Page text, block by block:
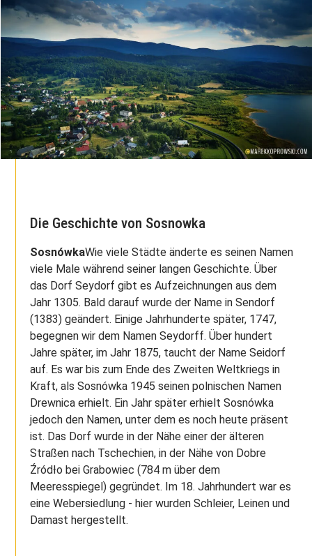
Die Geschichte von Sosnowka
SosnówkaWie viele Städte änderte es seinen Namen
viele Male während seiner langen Geschichte. Über
das Dorf Seydorf gibt es Aufzeichnungen aus dem
Jahr 1305. Bald darauf wurde der Name in Sendorf
(1383) geändert. Einige Jahrhunderte später, 1747,
begegnen wir dem Namen Seydorff. Über hundert
Jahre später, im Jahr 1875, taucht der Name Seidorf
auf. Es war bis zum Ende des Zweiten Weltkriegs in
Kraft, als Sosnówka 1945 seinen polnischen Namen
Drewnica erhielt. Ein Jahr später erhielt Sosnówka
jedoch den Namen, unter dem es noch heute präsent
ist. Das Dorf wurde in der Nähe einer der älteren
Straßen nach Tschechien, in der Nähe von Dobre
Źródło bei Grabowiec (784 m über dem
Meeresspiegel) gegründet. Im 18. Jahrhundert war es
eine Webersiedlung - hier wurden Schleier, Leinen und
Damast hergestellt.